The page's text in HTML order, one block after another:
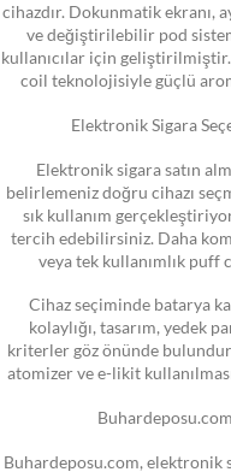
cihazdır. Dokunmatik ekranı,
ve değiştirilebilir pod
kullanıcılar için geliştirilmiştir.
coil teknolojisiyle güçlü
Elektronik Sigara
Elektronik sigara satın
belirlemeniz doğru cihazı
sık kullanım
tercih edebilirsiniz. Daha
veya tek kullanımlık puff
Cihaz seçiminde batarya
kolaylığı, tasarım, yedek
kriterler göz önünde
atomizer ve e-likit
Buhardeposu.com, elektronik